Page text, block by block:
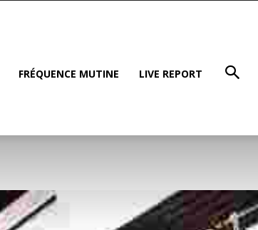
FRÉQUENCE MUTINE LIVE REPORT